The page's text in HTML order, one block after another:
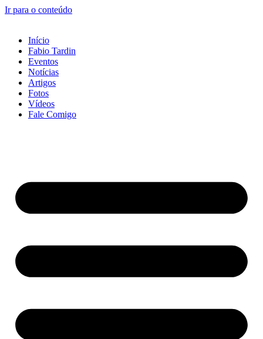
Ir para o conteúdo
Início
Fabio Tardin
Eventos
Notícias
Artigos
Fotos
Vídeos
Fale Comigo